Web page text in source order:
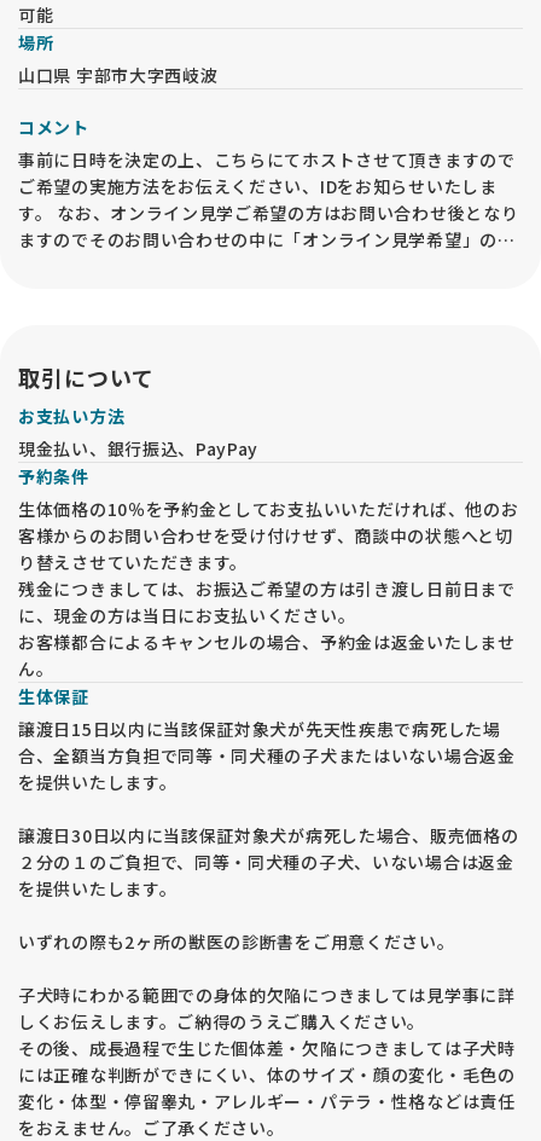
可能
場所
山口県 宇部市大字西岐波
コメント
事前に日時を決定の上、こちらにてホストさせて頂きますので
ご希望の実施方法をお伝えください、IDをお知らせいたしま
す。 なお、オンライン見学ご希望の方はお問い合わせ後となり
ますのでそのお問い合わせの中に「オンライン見学希望」の記
取引について
お支払い方法
現金払い、銀行振込、PayPay
予約条件
生体価格の10％を予約金としてお支払いいただければ、他のお
客様からのお問い合わせを受け付けせず、商談中の状態へと切
り替えさせていただきます。
残金につきましては、お振込ご希望の方は引き渡し日前日まで
に、現金の方は当日にお支払いください。
お客様都合によるキャンセルの場合、予約金は返金いたしませ
ん。
生体保証
譲渡日15日以内に当該保証対象犬が先天性疾患で病死した場
合、全額当方負担で同等・同犬種の子犬またはいない場合返金
を提供いたします。
譲渡日30日以内に当該保証対象犬が病死した場合、販売価格の
２分の１のご負担で、同等・同犬種の子犬、いない場合は返金
を提供いたします。
いずれの際も2ヶ所の獣医の診断書をご用意ください。
子犬時にわかる範囲での身体的欠陥につきましては見学事に詳
しくお伝えします。ご納得のうえご購入ください。
その後、成長過程で生じた個体差・欠陥につきましては子犬時
には正確な判断ができにくい、体のサイズ・顔の変化・毛色の
変化・体型・停留睾丸・アレルギー・パテラ・性格などは責任
をおえません。ご了承ください。